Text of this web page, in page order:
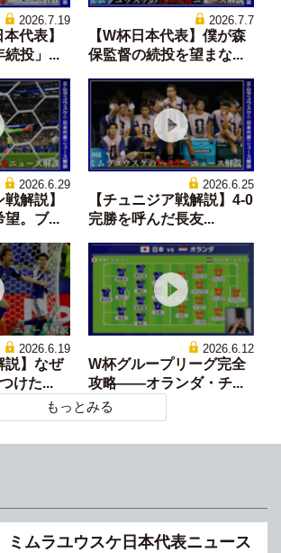
2026.7.19
代表】
続投」...
2026.7.7
【W杯日本代表】僕が森
保監督の続投を望まな...
2026.6.29
解説】
望。ブ...
2026.6.25
【チュニジア戦解説】4-0
完勝を呼んだ長友...
2026.6.19
説】なぜ
けた...
2026.6.12
W杯グループリーグ完全
攻略——オランダ・チ...
もっとみる
ミムラユウスケ日本代表ニュース